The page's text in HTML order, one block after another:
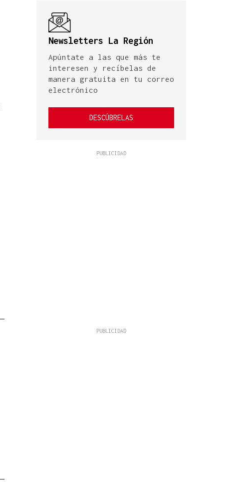
Newsletters La Región
Apúntate a las que más te
interesen y recíbelas de
manera gratuita en tu correo
electrónico
DESCÚBRELAS